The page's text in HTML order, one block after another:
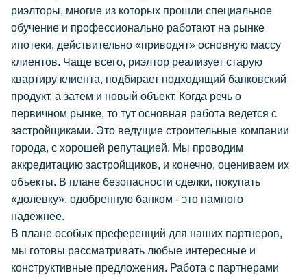
риэлторы, многие из которых прошли специальное
обучение и профессионально работают на рынке
ипотеки, действительно «приводят» основную массу
клиентов. Чаще всего, риэлтор реализует старую
квартиру клиента, подбирает подходящий банковский
продукт, а затем и новый объект. Когда речь о
первичном рынке, то тут основная работа ведется с
застройщиками. Это ведущие строительные компании
города, с хорошей репутацией. Мы проводим
аккредитацию застройщиков, и конечно, оцениваем их
объекты. В плане безопасности сделки, покупать
«долевку», одобренную банком - это намного
надежнее.
В плане особых преференций для наших партнеров,
мы готовы рассматривать любые интересные и
конструктивные предложения. Работа с партнерами